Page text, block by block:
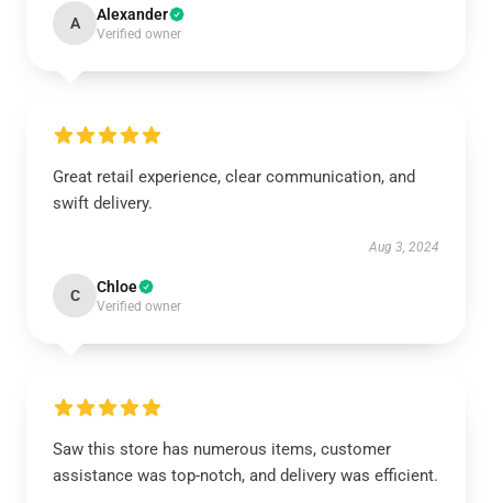
A Alexander
Verified owner
Great retail experience, clear communication, and
swift delivery.
Aug 3, 2024
C Chloe
Verified owner
Saw this store has numerous items, customer
assistance was top-notch, and delivery was efficient.